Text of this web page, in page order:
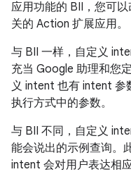
应用功能的 BII，您可
关的 Action 扩展应用。
与 BII 一样，自定义
充当 Google 助理和您
义 intent 也有 intent 参
执行方式中的参数。
与 BII 不同，自定义
能会说出的示例查询。
intent 会对用户表达相